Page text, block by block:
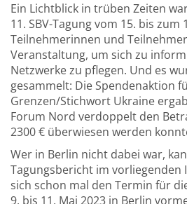
Ein Lichtblick in trüben Zeiten
11. SBV-Tagung vom 15. bis zum
Teilnehmerinnen und
Veranstaltung, um sich zu
Netzwerke zu pflegen. Und es
gesammelt: Die Spendenaktion
Grenzen/Stichwort Ukraine
Forum Nord verdoppelt den
2300 € überwiesen werden
Wer in Berlin nicht dabei war,
Tagungsbericht im vorliegenden
sich schon mal den Termin für
9. bis 11. Mai 2023 in Berlin